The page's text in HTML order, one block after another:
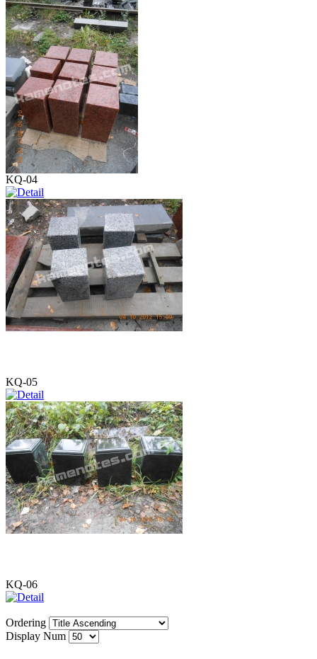
KQ-04
KQ-05
KQ-06
Ordering
Display Num